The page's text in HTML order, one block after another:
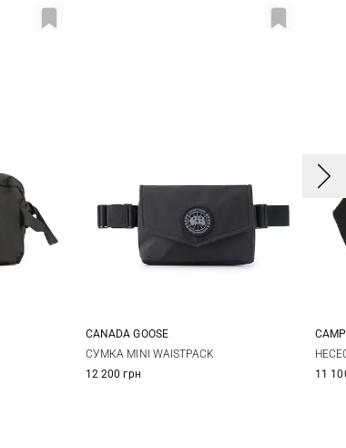
One Size
CANADA GOOSE
СУМКА MINI WAISTPACK
12 200 грн
11